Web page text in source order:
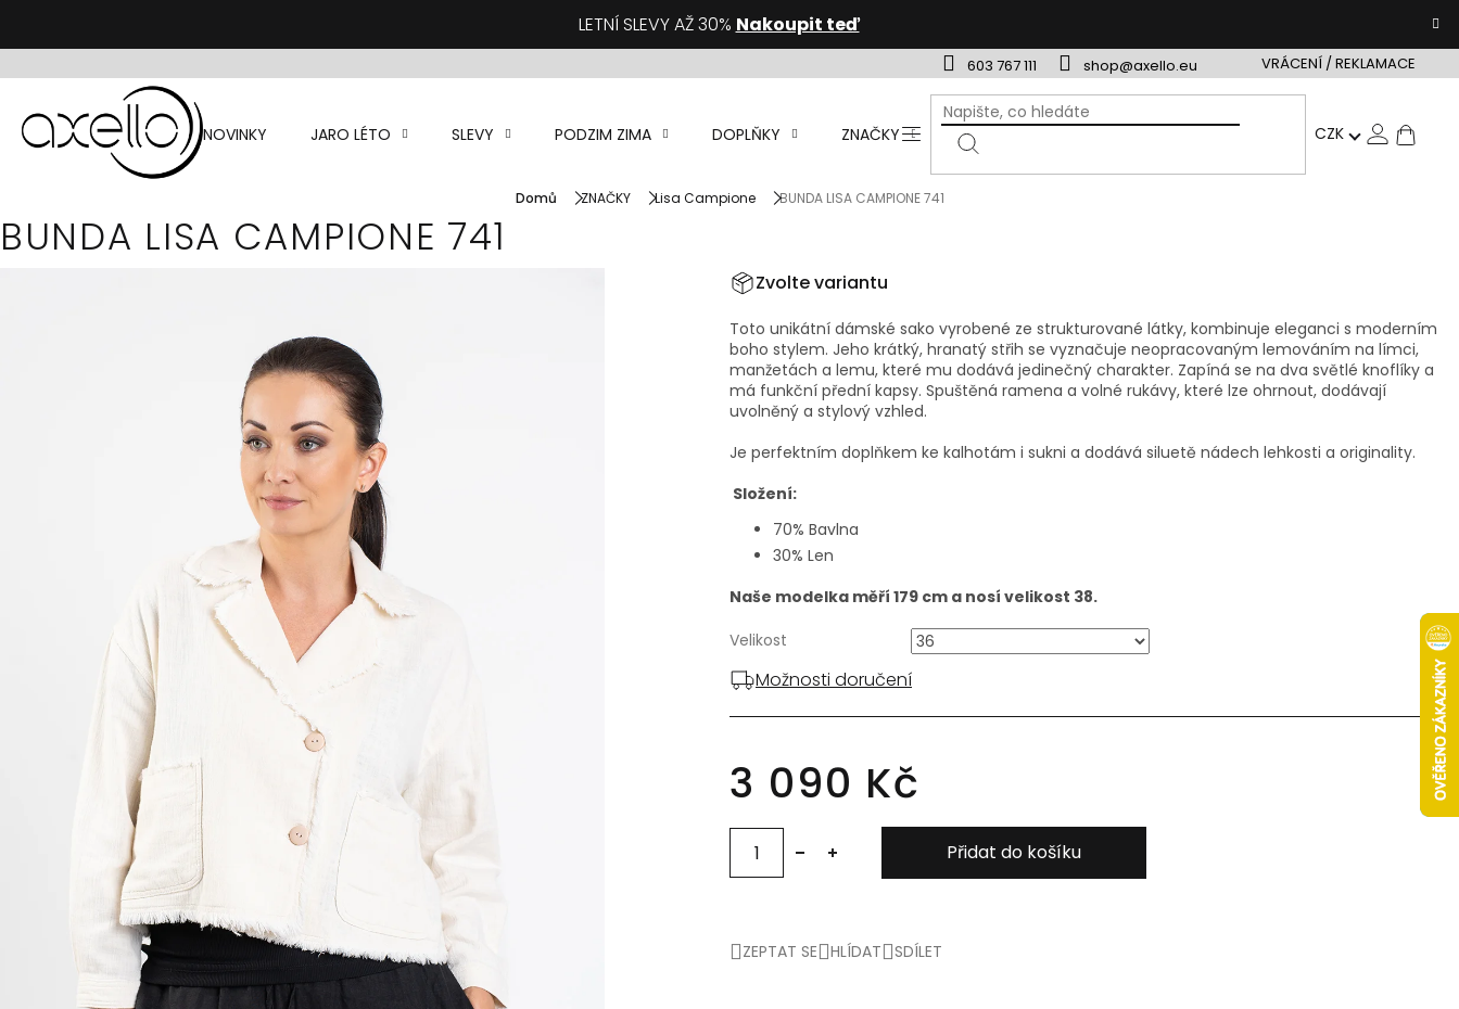
obsah
LETNÍ SLEVY AŽ 30% Nakoupit teď
603 767 111 shop@axello.eu VRÁCENÍ / REKLAMACE
NOVINKY JARO LÉTO SLEVY PODZIM ZIMA DOPLŇKY ZNAČKY DÁRKOVÉ POUKAZY VRÁCENÍ /
CZK
Domů ZNAČKY Lisa Campione BUNDA LISA CAMPIONE 741
BUNDA LISA CAMPIONE 741
3 090 Kč
Zvolte variantu
Velikost
Možnosti doručení
Přidat do košíku
Toto unikátní dámské sako vyrobené ze strukturované látky, kombinuje eleganci s moderním
boho stylem. Jeho krátký, hranatý střih se vyznačuje neopracovaným lemováním na límci,
manžetách a lemu, které mu dodává jedinečný charakter. Zapíná se na dva světlé knoflíky a
má funkční přední kapsy. Spuštěná ramena a volné rukávy, které lze ohrnout, dodávají
uvolněný a stylový vzhled.
Je perfektním doplňkem ke kalhotám i sukni a dodává siluetě nádech lehkosti a originality.
Složení:
70% Bavlna
30% Len
Naše modelka měří 179 cm a nosí velikost 38.
ZEPTAT SE HLÍDAT SDÍLET